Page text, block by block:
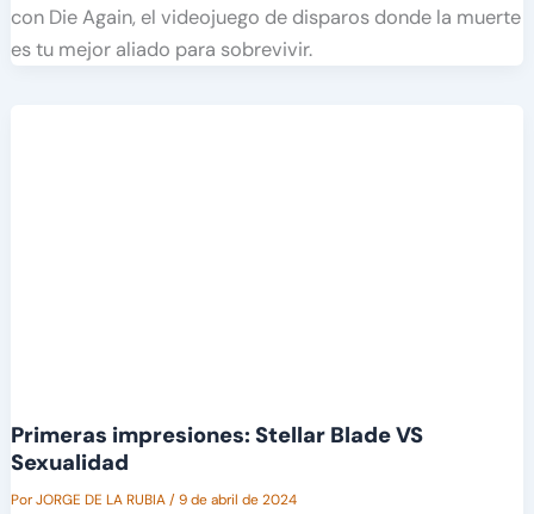
con Die Again, el videojuego de disparos donde la muerte
es tu mejor aliado para sobrevivir.
Primeras impresiones: Stellar Blade VS
Sexualidad
PorJORGE DE LA RUBIA/9 de abril de 2024